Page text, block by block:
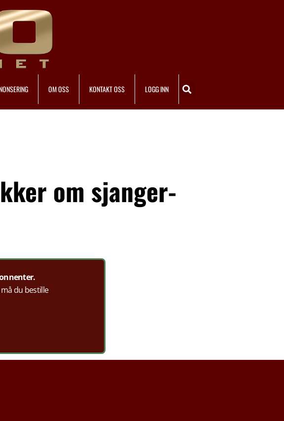
OM OSS KONTAKT OSS LOGG INN
om sjanger-
du bestille